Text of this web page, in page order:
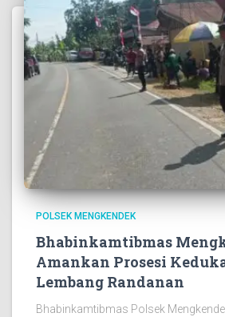
POLSEK MENGKENDEK
Bhabinkamtibmas
Amankan Prosesi
Lembang Randanan
Bhabinkamtibmas Polsek